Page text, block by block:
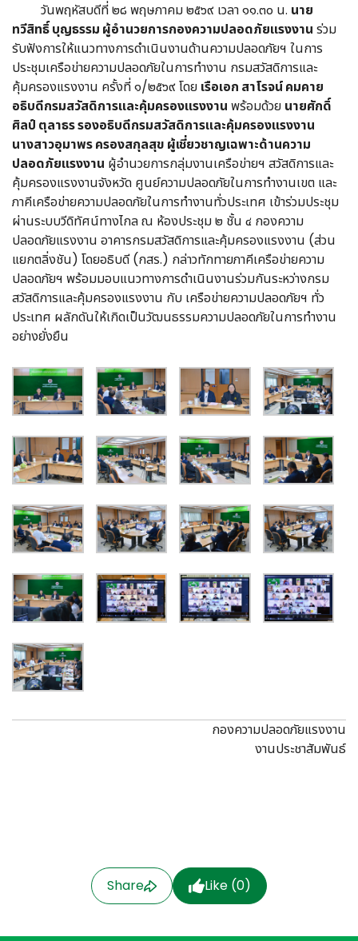
วันพฤหัสบดีที่ ๒๘ พฤษภาคม ๒๕๖๙ เวลา ๑๑.๓๐ น. นาย
ทวีสิทธิ์ บุญธรรม ผู้อำนวยการกองความปลอดภัยแรงงาน ร่วม
รับฟังการให้แนวทางการดำเนินงานด้านความปลอดภัยฯ ในการ
ประชุมเครือข่ายความปลอดภัยในการทำงาน กรมสวัสดิการและ
คุ้มครองแรงงาน ครั้งที่ ๑/๒๕๖๙ โดย เรือเอก สาโรจน์ คมคาย
อธิบดีกรมสวัสดิการและคุ้มครองแรงงาน พร้อมด้วย นายศักดิ์
ศิลป์ ตุลาธร รองอธิบดีกรมสวัสดิการและคุ้มครองแรงงาน
นางสาวอุมาพร ครองสกุลสุข ผู้เชี่ยวชาญเฉพาะด้านความ
ปลอดภัยแรงงาน ผู้อำนวยการกลุ่มงานเครือข่ายฯ สวัสดิการและ
คุ้มครองแรงงานจังหวัด ศูนย์ความปลอดภัยในการทำงานเขต และ
ภาคีเครือข่ายความปลอดภัยในการทำงานทั่วประเทศ เข้าร่วมประชุม
ผ่านระบบวีดิทัศน์ทางไกล ณ ห้องประชุม ๒ ชั้น ๔ กองความ
ปลอดภัยแรงงาน อาคารกรมสวัสดิการและคุ้มครองแรงงาน (ส่วน
แยกตลิ่งชัน) โดยอธิบดี (กสร.) กล่าวทักทายภาคีเครือข่ายความ
ปลอดภัยฯ พร้อมมอบแนวทางการดำเนินงานร่วมกันระหว่างกรม
สวัสดิการและคุ้มครองแรงงาน กับ เครือข่ายความปลอดภัยฯ ทั่ว
ประเทศ ผลักดันให้เกิดเป็นวัฒนธรรมความปลอดภัยในการทำงาน
อย่างยั่งยืน
กองความปลอดภัยแรงงาน
งานประชาสัมพันธ์
Share Like (0)